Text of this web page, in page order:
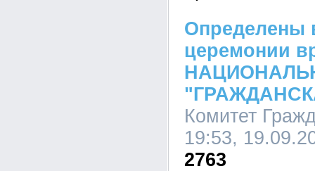
Определены
церемонии
Комитет
19:53,
2763